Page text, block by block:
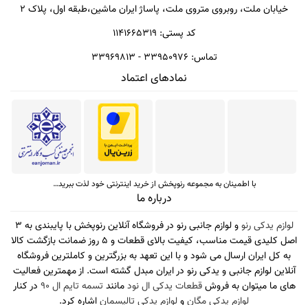
خیابان ملت، روبروی متروی ملت، پاساژ ایران ماشین،طبقه اول، پلاک 2
کد پستی: ۱۱۴۱۶۶۵۳۱۹
تماس: ۳۳۹۵۰۹۷۶ - ۳۳۹۶۹۸۱۳
نمادهای اعتماد
با اطمینان به مجموعه رنوپخش از خرید اینترنتی خود لذت ببرید…
درباره ما
لوازم یدکی رنو
و لوازم جانبی رنو در فروشگاه آنلاین رنوپخش با پایبندی به 3
اصل کلیدی قیمت مناسب، کیفیت بالای قطعات و 5 روز ضمانت بازگشت کالا
به کل ایران ارسال می شود و با این تعهد به بزرگترین و کاملترین فروشگاه
آنلاین لوازم جانبی و یدکی رنو در ایران مبدل گشته است. از مهمترین فعالیت
های ما میتوان به فروشقطعات یدکی ال نودمانند تسمه تایم ال 90
در کنار
لوازم یدکی مگانولوازم یدکی تالیسماناشاره کرد.